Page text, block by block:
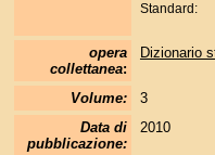
Standard:
opera
collettanea:
Dizionario
Volume:
3
Data di
pubblicazione:
2010